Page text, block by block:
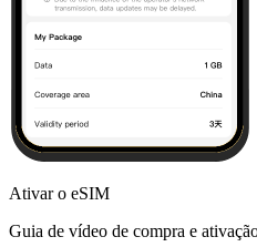
Ativar o eSIM
Guia de vídeo de compra e